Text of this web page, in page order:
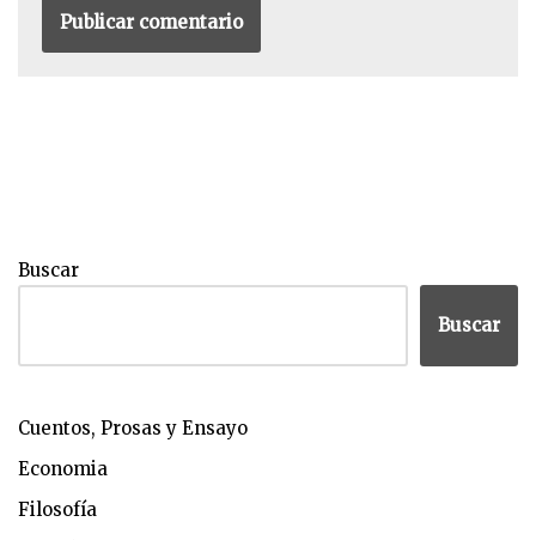
Buscar
Buscar
Cuentos, Prosas y Ensayo
Economia
Filosofía